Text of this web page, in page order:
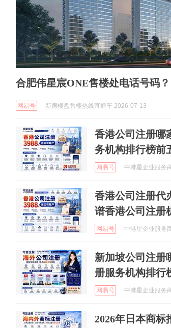
合肥伟星宸ONE售楼处电话号码？
网易号 新房楼盘售楼热线直通车 2026-07-13
香港公司注册哪
务机构排行榜前
网易号 中港星企业服务
香港公司注册代
谱香港公司注册
网易号 中港星企业服务
新加坡公司注册
册服务机构排行
网易号 中港星企业服务
2026年日本商标